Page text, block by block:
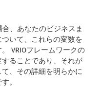
、あなたのビジネスま
いて、これらの変数を
VRIOフレームワークの
ることであり、それが
、その詳細を明らかに
。